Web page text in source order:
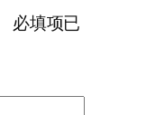
必填项已